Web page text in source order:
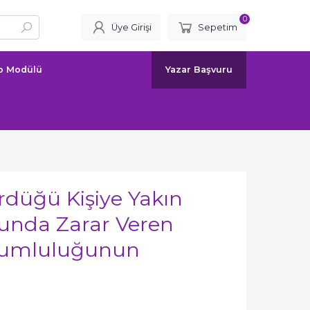
Üye Girişi Sepetim
0
Modülü Yazar Başvuru
Kişiye Yakın
Zarar Veren